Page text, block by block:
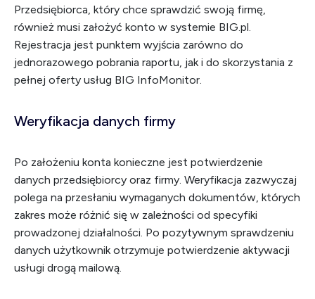
Przedsiębiorca, który chce sprawdzić swoją firmę,
również musi założyć konto w systemie BIG.pl.
Rejestracja jest punktem wyjścia zarówno do
jednorazowego pobrania raportu, jak i do skorzystania z
pełnej oferty usług BIG InfoMonitor.
Weryfikacja danych firmy
Po założeniu konta konieczne jest potwierdzenie
danych przedsiębiorcy oraz firmy. Weryfikacja zazwyczaj
polega na przesłaniu wymaganych dokumentów, których
zakres może różnić się w zależności od specyfiki
prowadzonej działalności. Po pozytywnym sprawdzeniu
danych użytkownik otrzymuje potwierdzenie aktywacji
usługi drogą mailową.